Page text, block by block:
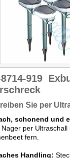
919
Sie per
schonend und
per
fern.
Handling: